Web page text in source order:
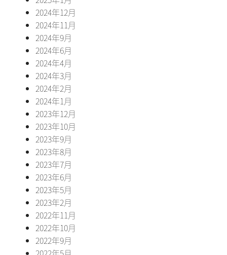
2024年12月
2024年11月
2024年9月
2024年6月
2024年4月
2024年3月
2024年2月
2024年1月
2023年12月
2023年10月
2023年9月
2023年8月
2023年7月
2023年6月
2023年5月
2023年2月
2022年11月
2022年10月
2022年9月